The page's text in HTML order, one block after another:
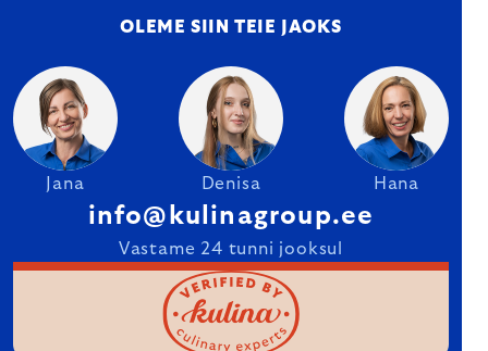
OLEME SIIN TEIE JAOKS
Jana Denisa Hana
info@kulinagroup.ee
Vastame 24 tunni jooksul